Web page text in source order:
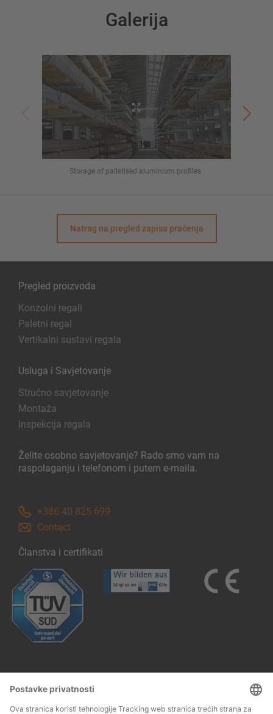
Galerija
Storage of palletised aluminium profiles
Natrag na pregled zapisa praćenja
Pregled proizvoda
Konzolni regali
Paletni regal
Vertikalni sustavi regala
Usluga i Savjetovanje
Stručno savjetovanje
Montaža
Inspekcija regala
Želite osobno savjetovanje? Rado smo vam na
raspolaganju i telefonom i putem e-maila.
+386 40 825 699
Contact
Članstva i certifikati